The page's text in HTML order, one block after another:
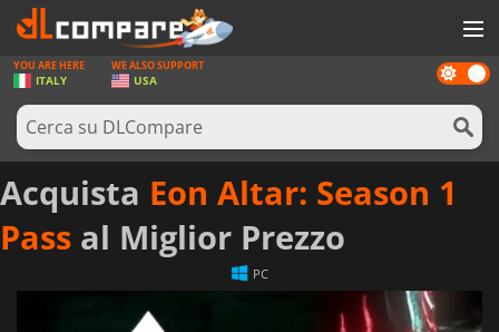
GIOCHI
PREPAGATE
SOFTWARE
REWARDS
HARDWARE
Dark
mode
YOU ARE HERE
ITALY
WE ALSO SUPPORT
USA
Acquista Eon Altar: Season 1
Pass al Miglior Prezzo
PC